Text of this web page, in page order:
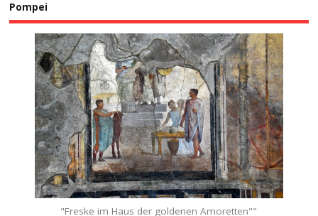
Pompei
"Freske im Haus der goldenen Amoretten""